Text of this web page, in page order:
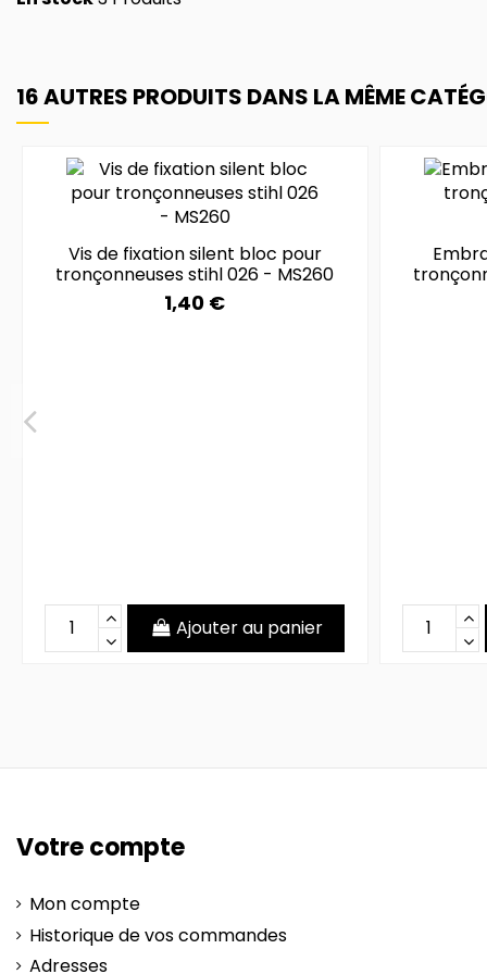
16 AUTRES PRODUITS DANS LA MÊME
Vis de fixation silent bloc pour
tronçonneuses stihl 026 - MS260
1,40 €
Ajouter au panier
Votre compte
Mon compte
Historique de vos commandes
Adresses